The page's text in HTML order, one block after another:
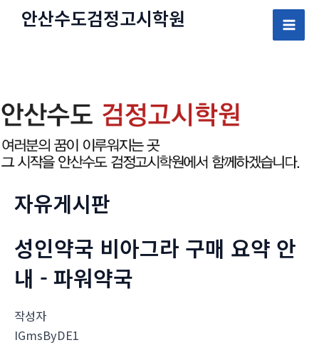
너
뛰
기
안산수도검정고시학원
Main
자유게시판
성인약국 비아그라 구매 요약 안
내 - 파워약국
작성자
IGmsByDE1